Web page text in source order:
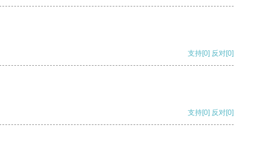
支持[0] 反对[0]
支持[0] 反对[0]